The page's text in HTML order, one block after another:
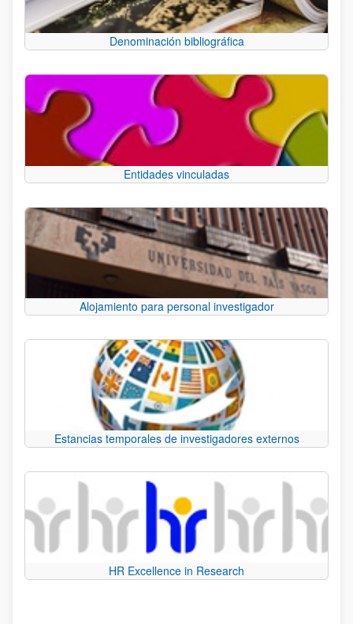
Denominación bibliográfica
Entidades vinculadas
Alojamiento para personal investigador
Estancias temporales de investigadores externos
HR Excellence in Research